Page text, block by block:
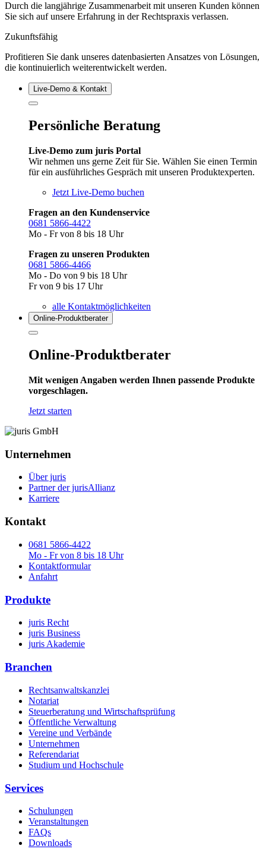
Durch die langjährige Zusammenarbeit mit unseren Kunden können
Sie sich auf unsere Erfahrung in der Rechtspraxis verlassen.
Zukunftsfähig
Profitieren Sie dank unseres datenbasierten Ansatzes von Lösungen,
die kontinuierlich weiterentwickelt werden.
Live‑Demo & Kontakt
Persönliche Beratung
Live-Demo zum juris Portal
Wir nehmen uns gerne Zeit für Sie. Wählen Sie einen Termin
für ein ausführliches Gespräch mit unseren Produktexperten.
Jetzt Live-Demo buchen
Fragen an den Kundenservice
0681 5866-4422
Mo - Fr von 8 bis 18 Uhr
Fragen zu unseren Produkten
0681 5866-4466
Mo - Do von 9 bis 18 Uhr
Fr von 9 bis 17 Uhr
alle Kontaktmöglichkeiten
Online-Produkt­berater
Online-Produktberater
Mit wenigen Angaben werden Ihnen passende Produkte
vorgeschlagen.
Jetzt starten
Unternehmen
Über juris
Partner der jurisAllianz
Karriere
Kontakt
0681 5866-4422
Mo - Fr von 8 bis 18 Uhr
Kontaktformular
Anfahrt
Produkte
juris Recht
juris Business
juris Akademie
Branchen
Rechtsanwaltskanzlei
Notariat
Steuerberatung und Wirtschaftsprüfung
Öffentliche Verwaltung
Vereine und Verbände
Unternehmen
Referendariat
Studium und Hochschule
Services
Schulungen
Veranstaltungen
FAQs
Downloads